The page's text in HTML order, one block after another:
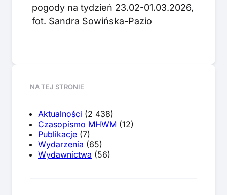
pogody na tydzień 23.02-01.03.2026,
fot. Sandra Sowińska-Pazio
NA TEJ STRONIE
Aktualności (2 438)
Czasopismo MHWM (12)
Publikacje (7)
Wydarzenia (65)
Wydawnictwa (56)